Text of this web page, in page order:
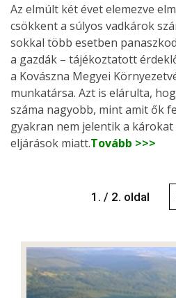
Az elmúlt két évet elemezve
csökkent a súlyos vadkárok
sokkal több esetben
a gazdák – tájékoztatott
a Kovászna Megyei
munkatársa. Azt is elárulta,
száma nagyobb, mint amit ők
gyakran nem jelentik a
eljárások miatt.Tovább >>>
1. / 2. oldal